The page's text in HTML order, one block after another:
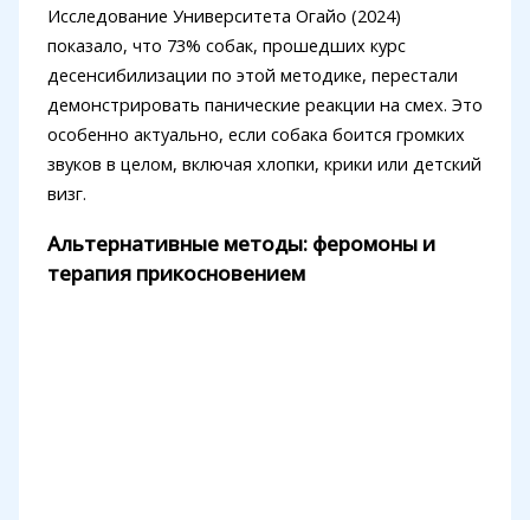
Исследование Университета Огайо (2024)
показало, что 73% собак, прошедших курс
десенсибилизации по этой методике, перестали
демонстрировать панические реакции на смех. Это
особенно актуально, если собака боится громких
звуков в целом, включая хлопки, крики или детский
визг.
Альтернативные методы: феромоны и
терапия прикосновением